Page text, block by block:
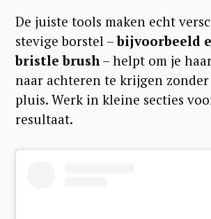
De juiste tools maken echt
stevige borstel –bijvoorbeeld
bristle brush– helpt om je
naar achteren te krijgen
pluis. Werk in kleine secties
resultaat.